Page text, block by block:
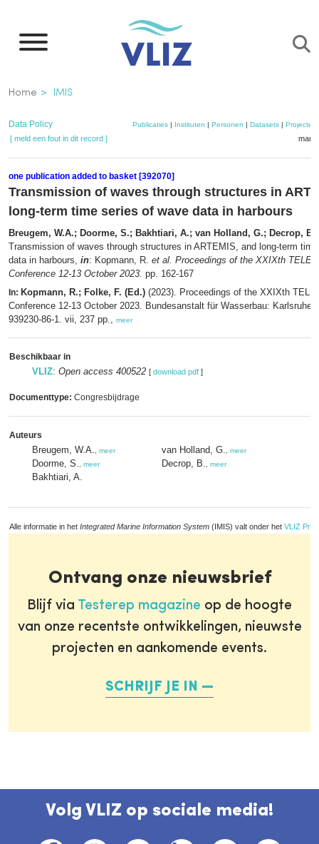
naar
inhoud
gaan
Kruimelpad
Home IMIS
Data Policy Publicaties| Instituten | Personen | Datasets| Projecten
[ meld een fout in dit record ]
one publication added to basket [392070]
Transmission of waves through structures in
long-term time series of wave data in harbours
Breugem, W.A.; Doorme, S.; Bakhtiari, A.; van Holland, G.; Decrop, B.
Transmission of waves through structures in ARTEMIS, and long-term
data in harbours, in: Kopmann, R. et al. Proceedings of the XXIXth
Conference 12-13 October 2023. pp. 162-167
In: Kopmann, R.; Folke, F. (Ed.) (2023). Proceedings of the XXIXth
Conference 12-13 October 2023. Bundesanstalt für Wasserbau: Karlsruhe.
939230-86-1. vii, 237 pp., meer
Beschikbaar in
VLIZ: Open access 400522 [ download pdf ]
Documenttype: Congresbijdrage
Auteurs
Breugem, W.A. meer
Doorme, S. meer
Bakhtiari, A.
van Holland, G. meer
Decrop, B. meer
Alle informatie in het Integrated Marine Information System (IMIS) valt onder het VLIZ
Ontvang onze nieuwsbrief
Blijf via Testerep magazine op de hoogte
van onze recentste ontwikkelingen, nieuwste
projecten en aankomende events.
SCHRIJF JE IN
Volg VLIZ op sociale media!